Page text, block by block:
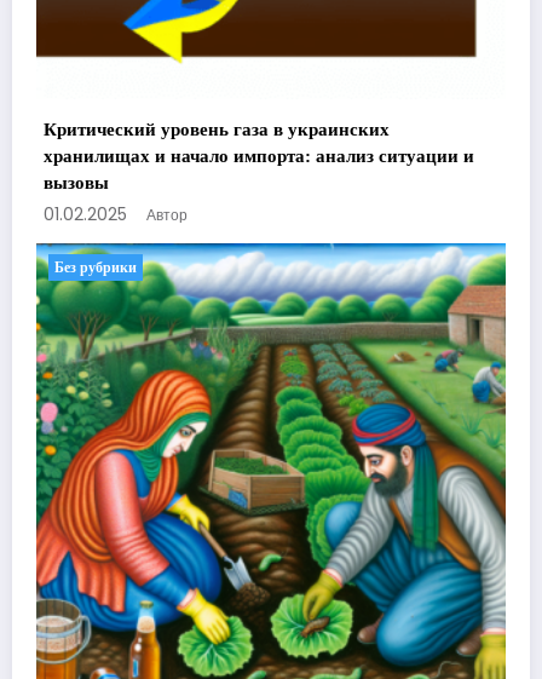
Критический уровень газа в украинских
хранилищах и начало импорта: анализ ситуации и
вызовы
01.02.2025 Автор
Без рубрики